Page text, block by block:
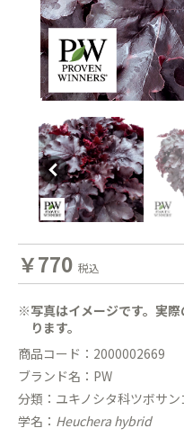
￥770 税込
※写真はイメージです。実
ります。
商品コード：2000002669
ブランド名：PW
分類：ユキノシタ科ツボサン
学名： Heuchera hybrid